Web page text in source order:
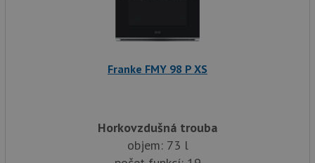
Franke FMY 98 P XS
Horkovzdušná trouba
objem: 73 l